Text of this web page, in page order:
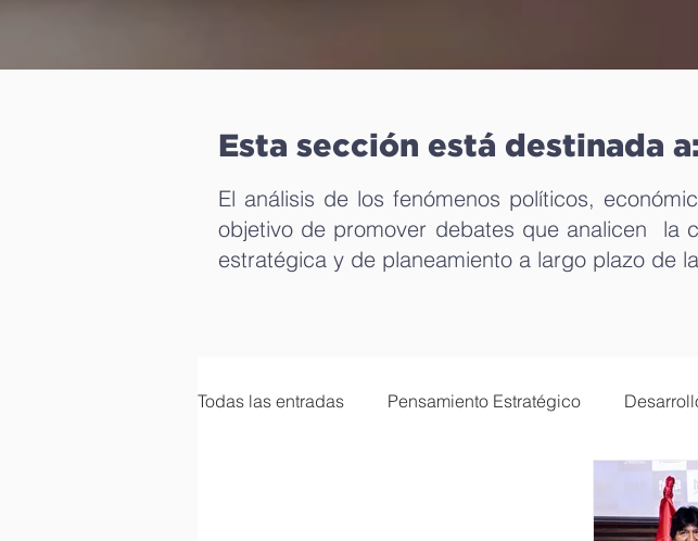
Esta sección está destinada
El análisis de los fenómenos políticos,
objetivo de promover debates que analicen la
estratégica y de planeamiento a largo plazo de
Todas las entradas Pensamiento Estratégico
Economía y nuevas tecnologías